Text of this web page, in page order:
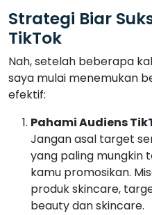
Strategi Biar
TikTok
Nah, setelah beberapa
saya mulai menemukan
efektif:
Pahami Audiens
Jangan asal target
yang paling mungkin
kamu promosikan.
produk skincare,
beauty dan skincare.